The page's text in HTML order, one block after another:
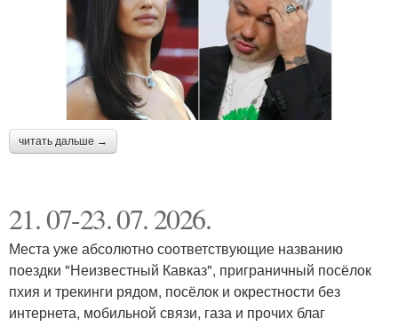
читать дальше →
21. 07-23. 07. 2026.
Места уже абсолютно соответствующие названию
поездки "Неизвестный Кавказ", приграничный посёлок
пхия и трекинги рядом, посёлок и окрестности без
интернета, мобильной связи, газа и прочих благ